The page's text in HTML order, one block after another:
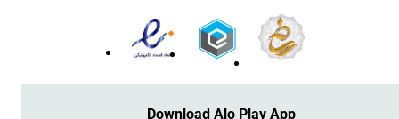
Download Alo Play App